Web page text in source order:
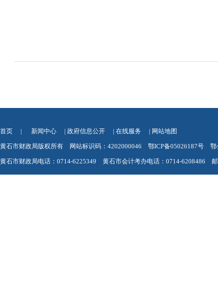
首页 | 新闻中心 | 政府信息公开 | 在线服务 | 网站地图
黄石市财政局版权所有 网站标识码：4202000046 鄂ICP备05026187号 鄂
黄石市财政局电话：0714-6225349 黄石市会计考办电话：0714-6208486